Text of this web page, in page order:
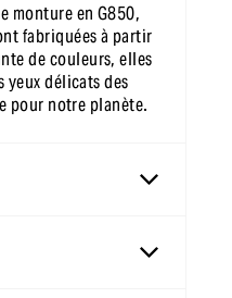
monture en G850,
fabriquées à partir
de couleurs, elles
délicats des
pour notre planète.